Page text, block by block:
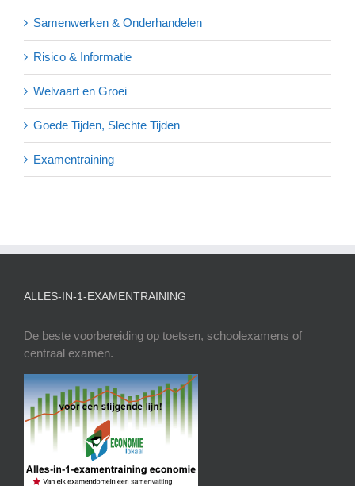
Samenwerken & Onderhandelen
Risico & Informatie
Welvaart en Groei
Goede Tijden, Slechte Tijden
Examentraining
ALLES-IN-1-EXAMENTRAINING
De beste voorbereiding op toetsen, schoolexamens of
centraal examen.